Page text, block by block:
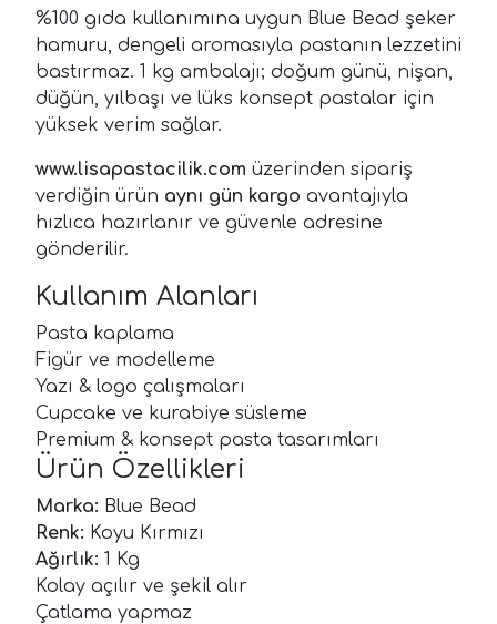
%100 gıda kullanımına uygun Blue Bead şeker
hamuru, dengeli aromasıyla pastanın lezzetini
bastırmaz. 1 kg ambalajı; doğum günü, nişan,
düğün, yılbaşı ve lüks konsept pastalar için
yüksek verim sağlar.
www.lisapastacilik.com üzerinden sipariş
verdiğin ürün aynı gün kargo avantajıyla
hızlıca hazırlanır ve güvenle adresine
gönderilir.
Kullanım Alanları
Pasta kaplama
Figür ve modelleme
Yazı & logo çalışmaları
Cupcake ve kurabiye süsleme
Premium & konsept pasta tasarımları
Ürün Özellikleri
Marka: Blue Bead
Renk: Koyu Kırmızı
Ağırlık: 1 Kg
Kolay açılır ve şekil alır
Çatlama yapmaz